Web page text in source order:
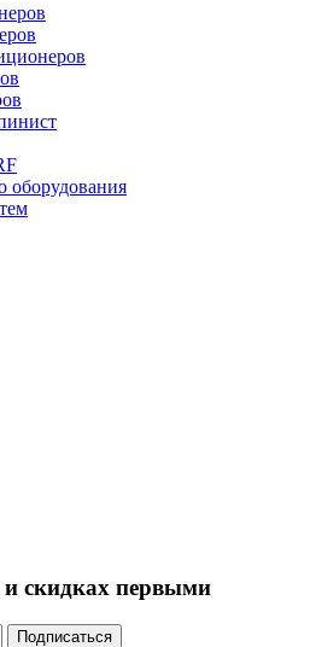
оборудования
и скидках первыми
Подписаться